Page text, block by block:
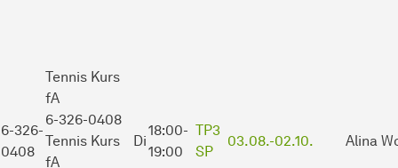
6-326-
0408
Tennis Kurs
fA
6-326-0408
Tennis Kurs
fA
Di
18:00-
19:00
TP3
SP
03.08.-02.10. Alina